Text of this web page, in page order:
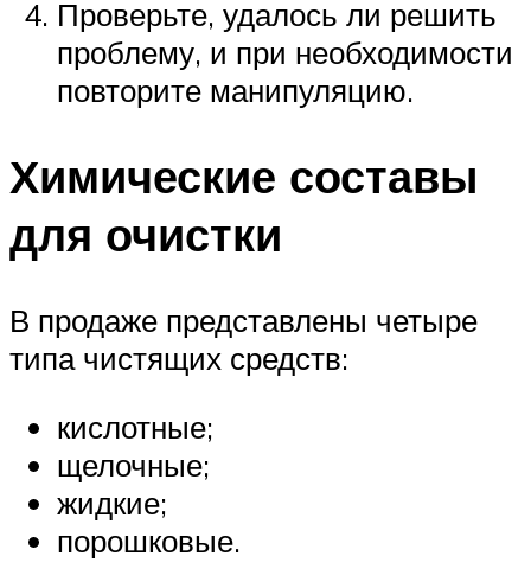
Проверьте, удалось ли решить
проблему, и при необходимости
повторите манипуляцию.
Химические составы
для очистки
В продаже представлены четыре
типа чистящих средств:
кислотные;
щелочные;
жидкие;
порошковые.